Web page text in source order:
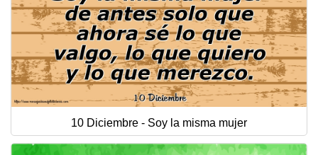
10 Diciembre - Soy la misma mujer